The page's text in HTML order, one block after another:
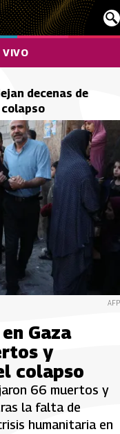
VIVO
decenas de
AFP
Gaza
y
colapso
66 muertos y
la falta de
humanitaria en